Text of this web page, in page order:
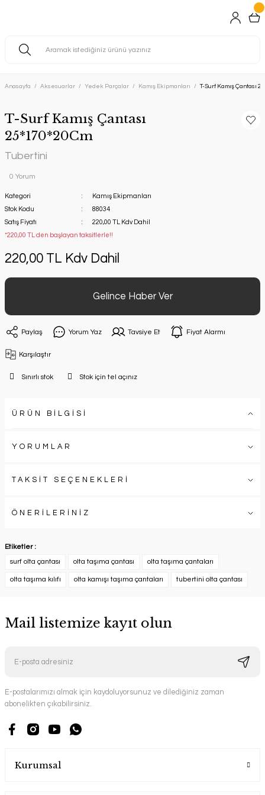
Anasayfa Aksesuarlar Yedek Parçalar Kamış Ekipmanları T-Surf Kamış Çantası
T-Surf Kamış Çantası
25*170*20Cm
Tubertini
0 Yorum
Kategori
Kamış Ekipmanları
Stok Kodu
88034
Satış Fiyatı
220,00 TL Kdv Dahil
*220,00 TL den başlayan taksitlerle!!
220,00 TL Kdv Dahil
Gelince Haber Ver
Paylaş Yorum Yaz Tavsiye Et Fiyat Alarmı
Karşılaştır
Sınırlı stok Stok için tel açınız
ÜRÜN BİLGİSİ
YORUMLAR
TAKSİT SEÇENEKLERİ
ÖNERİLERİNİZ
Etiketler :
surf olta çantası
olta taşıma çantası olta taşıma çantaları
olta taşıma kılıfı olta kamışı taşıma çantaları tubertini olta çantası
Mail listemize kayıt olun
E-postalarımızı almak için kaydoluyorsunuz ve dilediğiniz zaman
abonelikten çıkabilirsiniz.
Kurumsal